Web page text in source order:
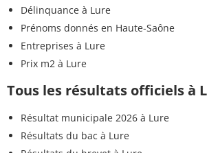
Délinquance à Lure
Prénoms donnés en Haute-Saône
Entreprises à Lure
Prix m2 à Lure
Tous les résultats officiels à
Résultat municipale 2026 à Lure
Résultats du bac à Lure